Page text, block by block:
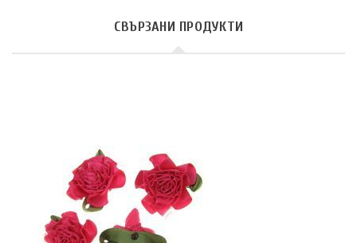
СВЪРЗАНИ ПРОДУКТИ